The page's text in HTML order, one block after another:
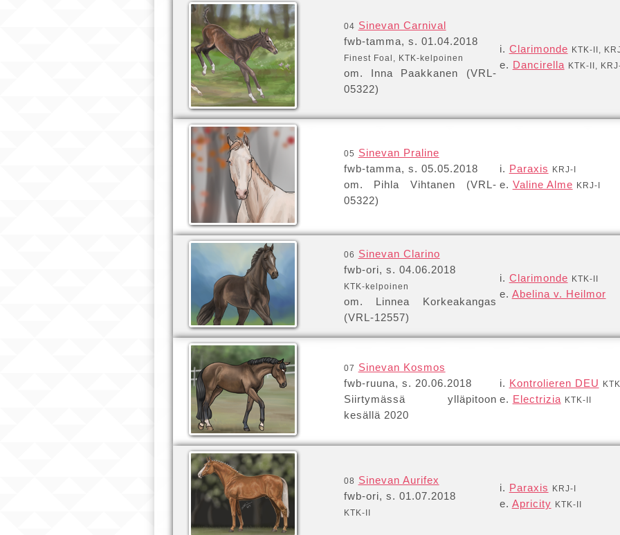
04 Sinevan Carnival
fwb-tamma, s. 01.04.2018
Finest Foal, KTK-kelpoinen
om. Inna Paakkanen (VRL-
05322)
i. Clarimonde KTK-II,
e. Dancirella KTK-II,
05 Sinevan Praline
fwb-tamma, s. 05.05.2018
om. Pihla Vihtanen (VRL-
05322)
i. Paraxis KRJ-I
e. Valine Alme KRJ-I
06 Sinevan Clarino
fwb-ori, s. 04.06.2018
KTK-kelpoinen
om. Linnea Korkeakangas
(VRL-12557)
i. Clarimonde KTK-II
e. Abelina v. Heilmor
07 Sinevan Kosmos
fwb-ruuna, s. 20.06.2018
Siirtymässä ylläpitoon
kesällä 2020
i. Kontrolieren DEU
e. Electrizia KTK-II
08 Sinevan Aurifex
fwb-ori, s. 01.07.2018
KTK-II
i. Paraxis KRJ-I
e. Apricity KTK-II